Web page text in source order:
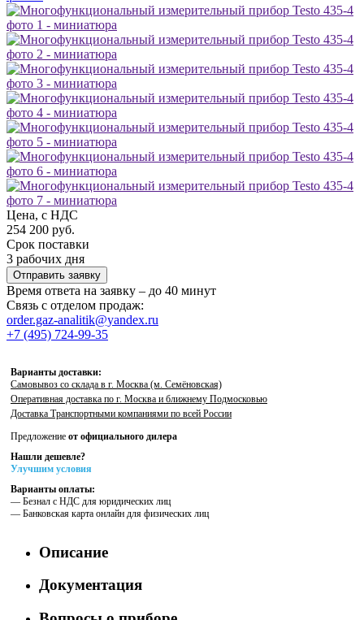
Цена, с НДС
254 200 руб.
Срок поставки
3 рабочих дня
Отправить заявку
Время ответа на заявку – до 40 минут
Связь с отделом продаж:
order.gaz-analitik@yandex.ru
+7 (495) 724-99-35
Варианты доставки:
Самовывоз со склада в г. Москва (м. Семёновская)
Оперативная доставка по г. Москва и ближнему Подмосковью
Доставка Транспортными компаниями по всей России
Предложение от официального дилера
Нашли дешевле?
Улучшим условия
Варианты оплаты:
— Безнал с НДС для юридических лиц
— Банковская карта онлайн для физических лиц
Описание
Документация